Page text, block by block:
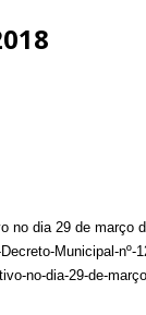
no dia 29 de março
Municipal-nº-
no-dia-29-de-